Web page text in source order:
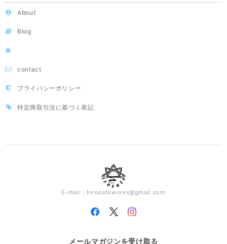
About
Blog
contact
プライバシーポリシー
特定商取引法に基づく表記
E-mail： hirosatoworks@gmail.com
メールマガジンを受け取る